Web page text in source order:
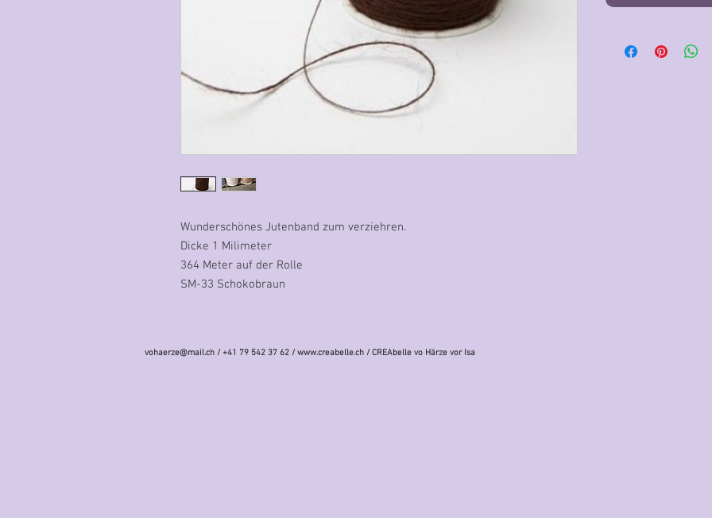
Wunderschönes Jutenband zum verziehren.
Dicke 1 Milimeter
364 Meter auf der Rolle
SM-33 Schokobraun
vohaerze@mail.ch / +41 79 542 37 62 / www.creabelle.ch / CREAbelle vo Härze vor Isa